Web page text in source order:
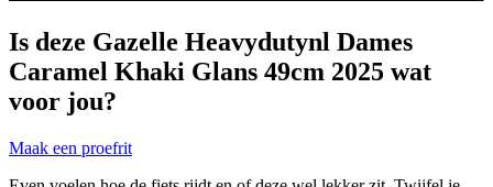
Is deze Gazelle Heavydutynl Dames
Caramel Khaki Glans 49cm 2025 wat
voor jou?
Maak een proefrit